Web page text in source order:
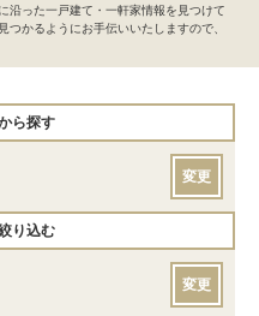
沿った一戸建て・一軒家情報を見つけて
かるようにお手伝いいたしますので、
ら探す
変更
り込む
変更